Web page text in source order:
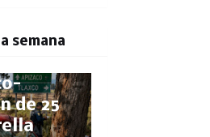
semana
de 25